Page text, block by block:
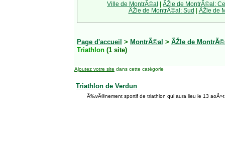
Ville de MontrÃ©al | ÃŽle de MontrÃ©al:
ÃŽle de MontrÃ©al: Sud | ÃŽle de
Page d'accueil > MontrÃ©al > ÃŽle de
Triathlon (1 site)
Ajoutez votre site dans cette catégorie
Triathlon de Verdun
Ã‰vÃ©nement sportif de triathlon qui aura lieu le 13